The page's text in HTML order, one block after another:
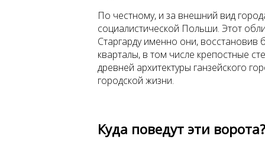
По честному, и за внешний вид
социалистической Польши. Этот
Старгарду именно они,
кварталы, в том числе крепостные
древней архитектуры ганзейского
городской жизни.
Куда поведут эти ворота?